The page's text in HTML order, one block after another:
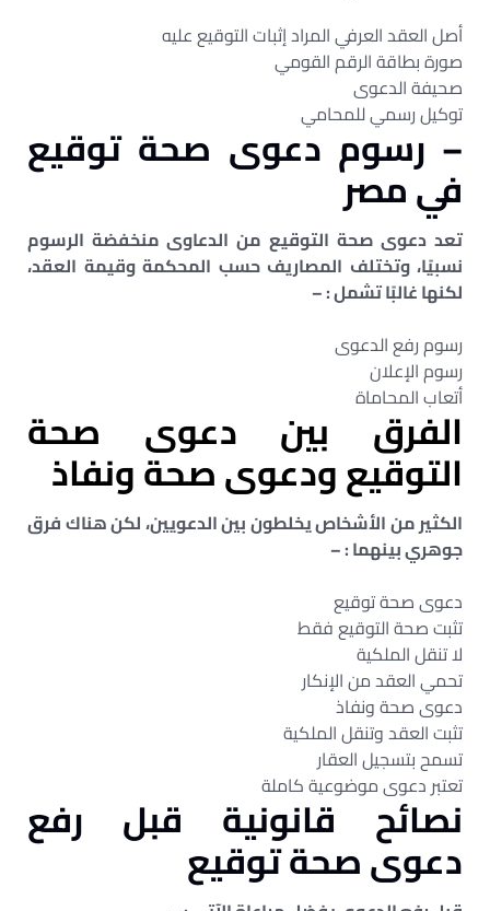
أصل العقد العرفي المراد إثبات التوقيع عليه
صورة بطاقة الرقم القومي
صحيفة الدعوى
توكيل رسمي للمحامي
– رسوم دعوى صحة توقيع
في مصر
تعد دعوى صحة التوقيع من الدعاوى منخفضة الرسوم
نسبيًا، وتختلف المصاريف حسب المحكمة وقيمة العقد،
لكنها غالبًا تشمل : –
رسوم رفع الدعوى
رسوم الإعلان
أتعاب المحاماة
الفرق بين دعوى صحة
التوقيع ودعوى صحة ونفاذ
الكثير من الأشخاص يخلطون بين الدعويين، لكن هناك فرق
جوهري بينهما : –
دعوى صحة توقيع
تثبت صحة التوقيع فقط
لا تنقل الملكية
تحمي العقد من الإنكار
دعوى صحة ونفاذ
تثبت العقد وتنقل الملكية
تسمح بتسجيل العقار
تعتبر دعوى موضوعية كاملة
نصائح قانونية قبل رفع
دعوى صحة توقيع